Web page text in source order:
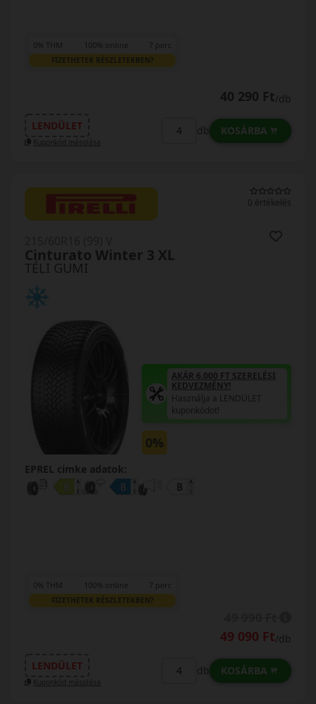
0% THM 100% online 7 perc
FIZETHETEK RÉSZLETEKBEN?
40 290 Ft/db
LENDÜLET
Kuponkód másolása
db KOSÁRBA
0 értékelés
TÉLI GUMI
Cinturato Winter 3 XL
AKÁR 6.000 FT SZERELÉSI
KEDVEZMÉNY!
Használja a LENDÜLET
kuponkódot!
0%
EPREL cimke adatok:
0% THM 100% online 7 perc
FIZETHETEK RÉSZLETEKBEN?
49 090 Ft/db
LENDÜLET
Kuponkód másolása
db KOSÁRBA